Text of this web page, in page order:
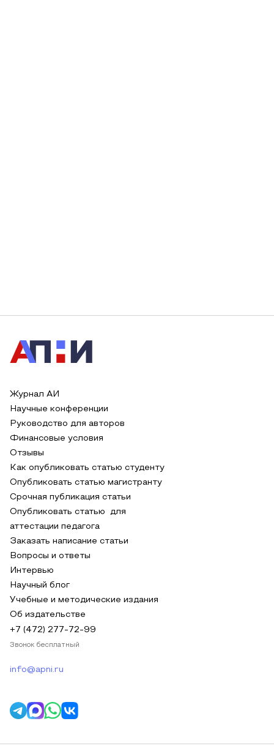
Журнал АИ
Научные конференции
Руководство для авторов
Финансовые условия
Отзывы
Как опубликовать статью студенту
Опубликовать статью магистранту
Срочная публикация статьи
Опубликовать статью для
аттестации педагога
Заказать написание статьи
Вопросы и ответы
Интервью
Научный блог
Учебные и методические издания
Об издательстве
+7 (472) 277-72-99
Звонок бесплатный
info@apni.ru